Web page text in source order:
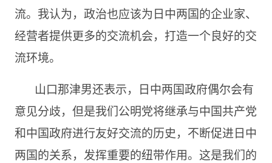
流。我认为，政治也应该为日中两国的企业家、
经营者提供更多的交流机会，打造一个良好的交
流环境。
山口那津男还表示，日中两国政府偶尔会有
意见分歧，但是我们公明党将继承与中国共产党
和中国政府进行友好交流的历史，不断促进日中
两国的关系，发挥重要的纽带作用。这是我们的